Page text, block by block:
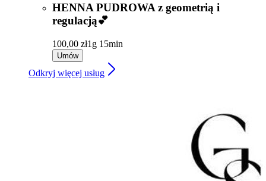
HENNA PUDROWA z geometrią i
regulacją💕
100,00 zł1g 15min
Umów
Odkryj więcej usług